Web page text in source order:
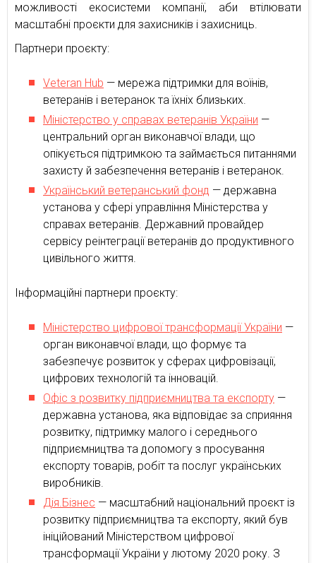
можливості екосистеми компанії, аби втілювати
масштабні проєкти для захисників і захисниць.
Партнери проєкту:
Veteran Hub — мережа підтримки для воїнів,
ветеранів і ветеранок та їхніх близьких.
Міністерство у справах ветеранів України —
центральний орган виконавчої влади, що
опікується підтримкою та займається питаннями
захисту й забезпечення ветеранів і ветеранок.
Український ветеранський фонд — державна
установа у сфері управління Міністерства у
справах ветеранів. Державний провайдер
сервісу реінтеграції ветеранів до продуктивного
цивільного життя.
Інформаційні партнери проєкту:
Міністерство цифрової трансформації України —
орган виконавчої влади, що формує та
забезпечує розвиток у сферах цифровізації,
цифрових технологій та інновацій.
Офіс з розвитку підприємництва та експорту —
державна установа, яка відповідає за сприяння
розвитку, підтримку малого і середнього
підприємництва та допомогу з просування
експорту товарів, робіт та послуг українських
виробників.
Дія.Бізнес — масштабний національний проєкт із
розвитку підприємництва та експорту, який був
ініційований Міністерством цифрової
трансформації України у лютому 2020 року. З